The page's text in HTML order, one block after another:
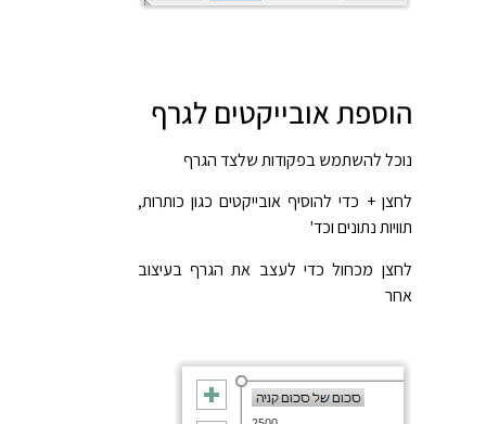
הוספת אובייקטים לגרף
נוכל להשתמש בפקודות שלצד הגרף
לחצן + כדי להוסיף אובייקטים כגון כותרות,
תוויות נתונים וכד'
לחצן מכחול כדי לעצב את הגרף בעיצוב
אחר